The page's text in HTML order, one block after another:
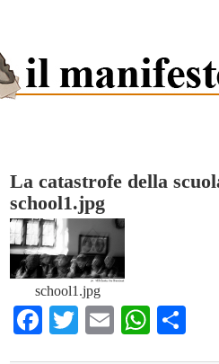
La catastrofe della
school1.jpg
school1.jpg
Facebook
TwitterEmail